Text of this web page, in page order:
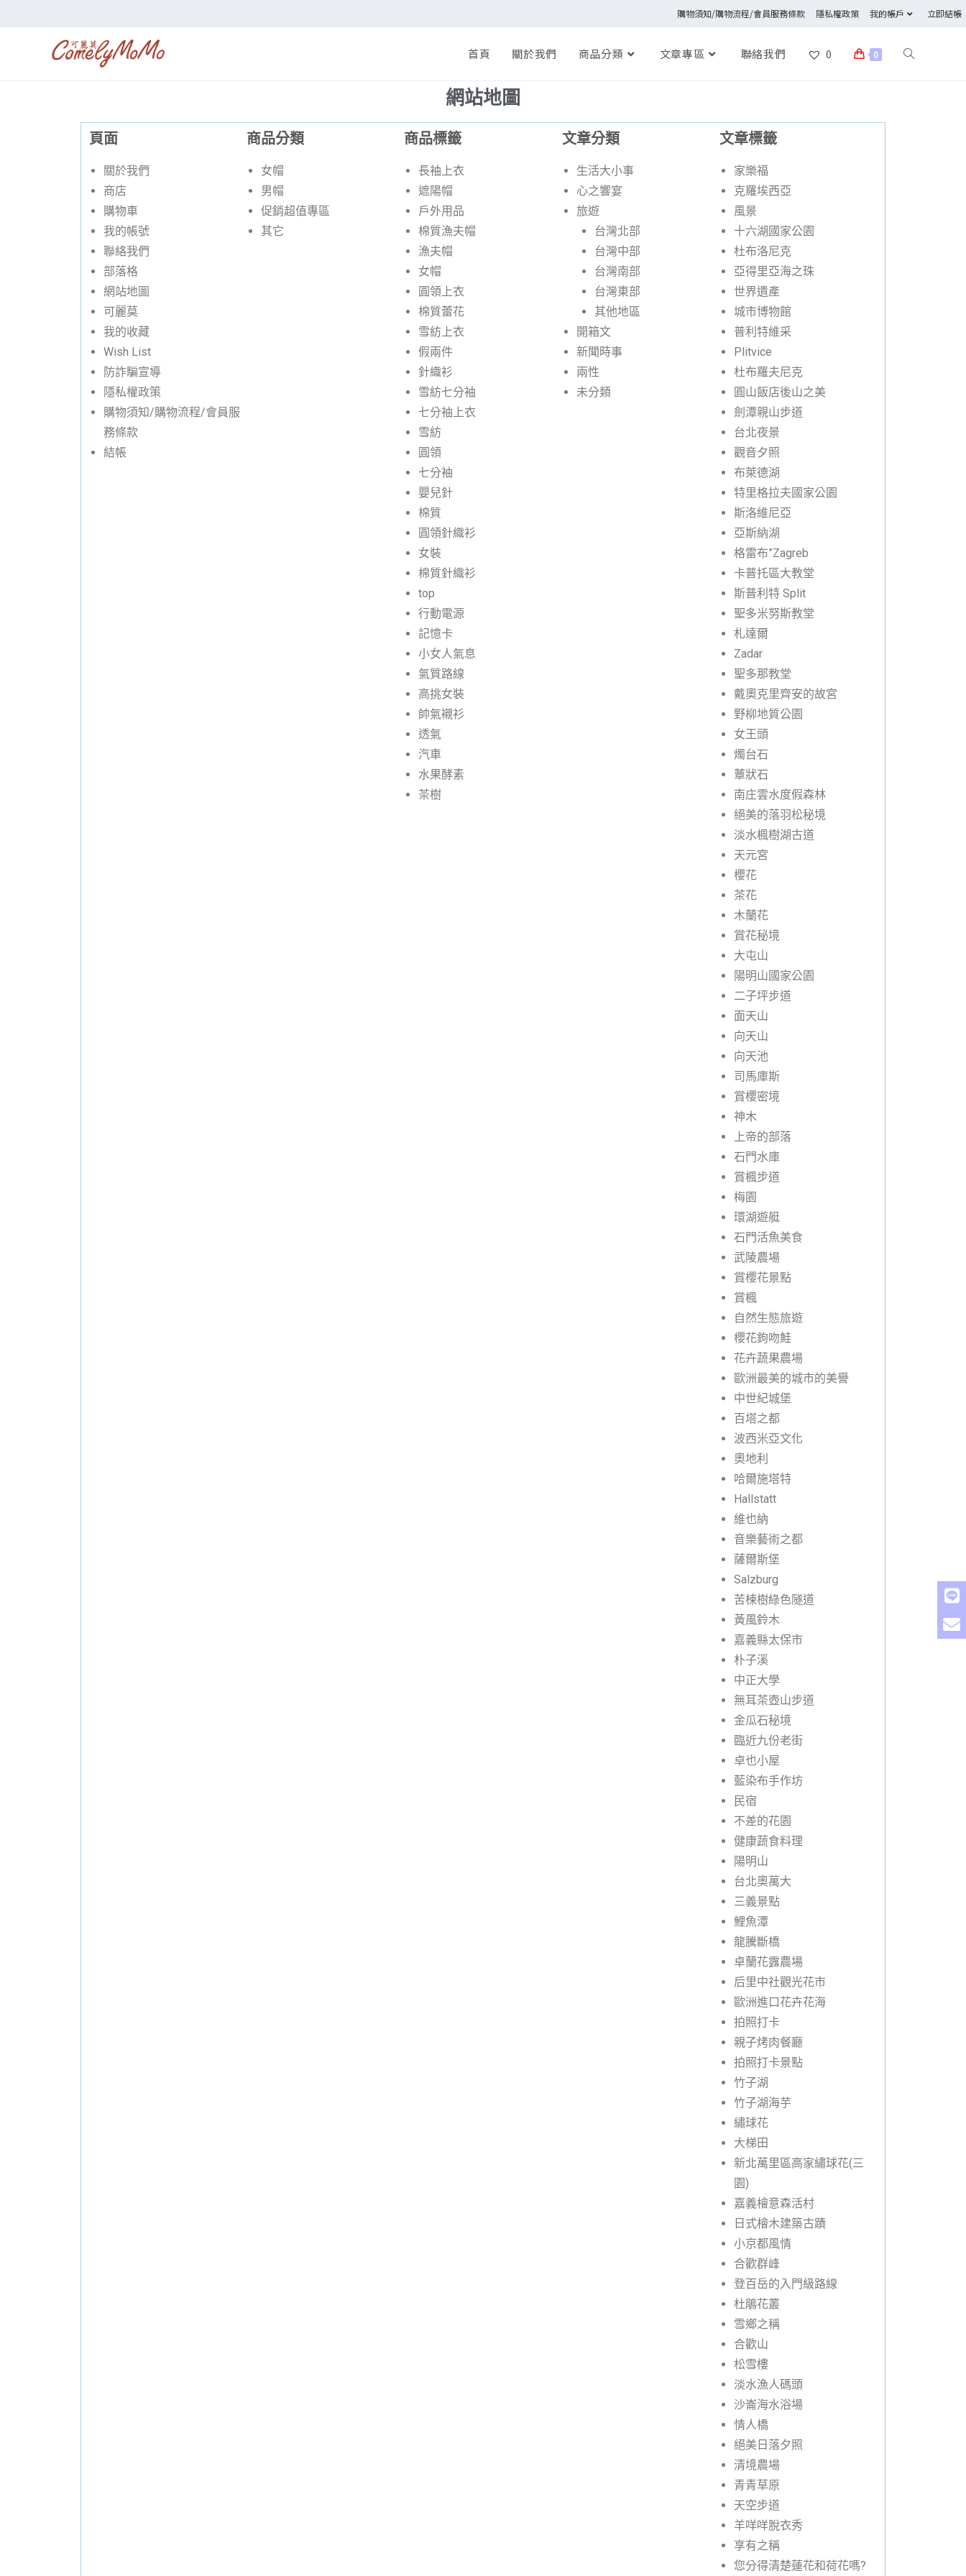
購物須知/購物流程/會員服務條款 隱私權政策 我的帳戶 立即結帳
首頁 關於我們 商品分類 文章專區 聯絡我們 0 0
網站地圖
頁面
關於我們
商店
購物車
我的帳號
聯絡我們
部落格
網站地圖
可麗莫
我的收藏
Wish List
防詐騙宣導
隱私權政策
購物須知/購物流程/會員服
務條款
結帳
商品分類
女帽
男帽
促銷超值專區
其它
商品標籤
長袖上衣
遮陽帽
戶外用品
棉質漁夫帽
漁夫帽
女帽
圓領上衣
棉質蕾花
雪紡上衣
假兩件
針織衫
雪紡七分袖
七分袖上衣
雪紡
圓領
七分袖
嬰兒針
棉質
圓領針織衫
女裝
棉質針織衫
top
行動電源
記憶卡
小女人氣息
氣質路線
高挑女裝
帥氣襯衫
透氣
汽車
水果酵素
茶樹
文章分類
生活大小事
心之響宴
旅遊
台灣北部
台灣中部
台灣南部
台灣東部
其他地區
開箱文
新聞時事
兩性
未分類
文章標籤
家樂福
克羅埃西亞
風景
十六湖國家公園
杜布洛尼克
亞得里亞海之珠
世界遺產
城市博物館
普利特維采
Plitvice
杜布羅夫尼克
圓山飯店後山之美
劍潭親山步道
台北夜景
觀音夕照
布萊德湖
特里格拉夫國家公園
斯洛維尼亞
亞斯納湖
格雷布”Zagreb
卡普托區大教堂
斯普利特 Split
聖多米努斯教堂
札達爾
Zadar
聖多那教堂
戴奧克里齊安的故宮
野柳地質公園
女王頭
燭台石
蕈狀石
南庄雲水度假森林
絕美的落羽松秘境
淡水楓樹湖古道
天元宮
櫻花
茶花
木蘭花
賞花秘境
大屯山
陽明山國家公園
二子坪步道
面天山
向天山
向天池
司馬庫斯
賞櫻密境
神木
上帝的部落
石門水庫
賞楓步道
梅園
環湖遊艇
石門活魚美食
武陵農場
賞櫻花景點
賞楓
自然生態旅遊
櫻花鉤吻鮭
花卉蔬果農場
歐洲最美的城市的美譽
中世紀城堡
百塔之都
波西米亞文化
奧地利
哈爾施塔特
Hallstatt
維也納
音樂藝術之都
薩爾斯堡
Salzburg
苦楝樹綠色隧道
黃風鈴木
嘉義縣太保市
朴子溪
中正大學
無耳茶壺山步道
金瓜石秘境
臨近九份老街
卓也小屋
藍染布手作坊
民宿
不差的花園
健康蔬食料理
陽明山
台北奧萬大
三義景點
鯉魚潭
龍騰斷橋
卓蘭花露農場
后里中社觀光花市
歐洲進口花卉花海
拍照打卡
親子烤肉餐廳
拍照打卡景點
竹子湖
竹子湖海芋
繡球花
大梯田
新北萬里區高家繡球花(三
園)
嘉義檜意森活村
日式檜木建築古蹟
小京都風情
合歡群峰
登百岳的入門級路線
杜鵑花叢
雪鄉之稱
合歡山
松雪樓
淡水漁人碼頭
沙崙海水浴場
情人橋
絕美日落夕照
清境農場
青青草原
天空步道
羊咩咩脫衣秀
享有之稱
您分得清楚蓮花和荷花嗎?